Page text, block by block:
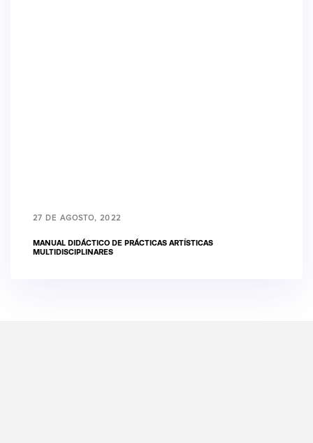
27 DE AGOSTO, 2022
MANUAL DIDÁCTICO DE PRÁCTICAS ARTÍSTICAS
MULTIDISCIPLINARES